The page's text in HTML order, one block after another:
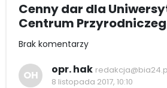
Cenny dar dla
Centrum
Brak komentarzy
OH opr. hak
8 listopada 2017, 10:10